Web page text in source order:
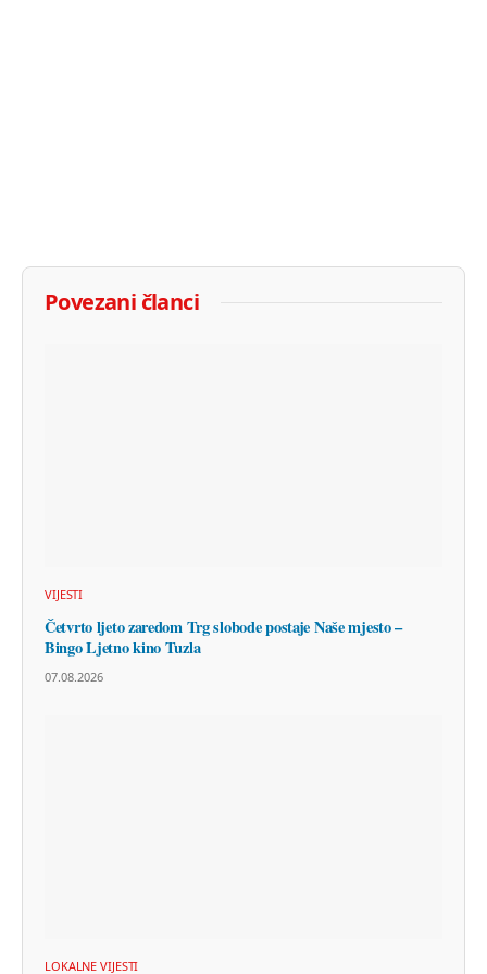
Povezani članci
VIJESTI
Četvrto ljeto zaredom Trg slobode postaje Naše mjesto –
Bingo Ljetno kino Tuzla
07.08.2026
LOKALNE VIJESTI